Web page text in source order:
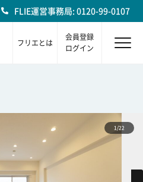
FLIE運営事務局: 0120-99-0107
フリエとは
会員登録
ログイン
1/22